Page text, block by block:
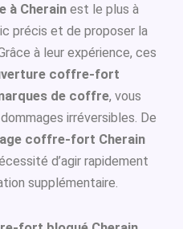
à Cherain est le plus à
précis et de proposer la
à leur expérience, ces
coffre-fort
de coffre, vous
irréversibles. De
coffre-fort Cherain
d’agir rapidement
supplémentaire.